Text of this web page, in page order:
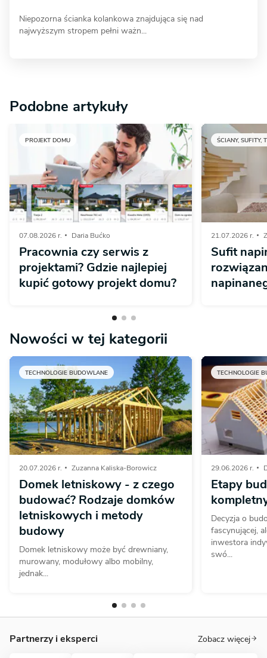
Niepozorna ścianka kolankowa znajdująca się nad
najwyższym stropem pełni ważn...
Podobne artykuły
PROJEKT DOMU
07.08.2026 r. Daria Bućko
Pracownia czy serwis z
projektami? Gdzie najlepiej
kupić gotowy projekt domu?
ŚCIANY, SUFITY,
21.07.2026 r.
Sufit
Nowości w tej kategorii
TECHNOLOGIE BUDOWLANE
20.07.2026 r. Zuzanna Kaliska-Borowicz
Domek letniskowy - z czego
budować? Rodzaje domków
letniskowych i metody
budowy
Domek letniskowy może być drewniany,
murowany, modułowy albo mobilny,
jednak...
TECHNOLOGIE
29.06.2026 r.
Etapy
Decyzja o
fascynującej,
inwestora
swó...
Partnerzy i eksperci Zobacz więcej